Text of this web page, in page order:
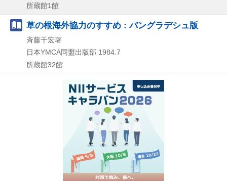
所蔵館1館
草の根海外協力のすすめ : バングラデシュ版
斉藤千宏著
日本YMCA同盟出版部 1984.7
所蔵館32館